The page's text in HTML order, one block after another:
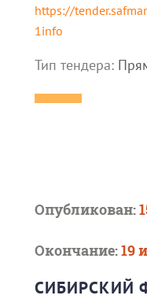
https://
1info
Тип тендера:
Опубликован:
Окончание:19
СИБИРСКИЙ